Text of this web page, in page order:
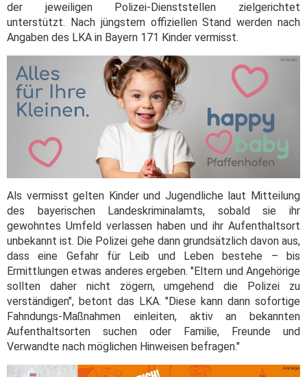
der jeweiligen Polizei-Dienststellen zielgerichtet
unterstützt. Nach jüngstem offiziellen Stand werden nach
Angaben des LKA in Bayern 171 Kinder vermisst.
Als vermisst gelten Kinder und Jugendliche laut Mitteilung
des bayerischen Landeskriminalamts, sobald sie ihr
gewohntes Umfeld verlassen haben und ihr Aufenthaltsort
unbekannt ist. Die Polizei gehe dann grundsätzlich davon aus,
dass eine Gefahr für Leib und Leben bestehe – bis
Ermittlungen etwas anderes ergeben. "Eltern und Angehörige
sollten daher nicht zögern, umgehend die Polizei zu
verständigen", betont das LKA. "Diese kann dann sofortige
Fahndungs-Maßnahmen einleiten, aktiv an bekannten
Aufenthaltsorten suchen oder Familie, Freunde und
Verwandte nach möglichen Hinweisen befragen."